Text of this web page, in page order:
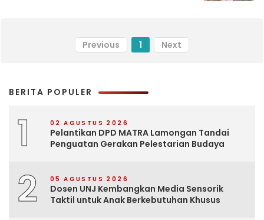
Previous 1 Next
BERITA POPULER
1 02 AGUSTUS 2026
Pelantikan DPD MATRA Lamongan Tandai
Penguatan Gerakan Pelestarian Budaya
2 05 AGUSTUS 2026
Dosen UNJ Kembangkan Media Sensorik
Taktil untuk Anak Berkebutuhan Khusus